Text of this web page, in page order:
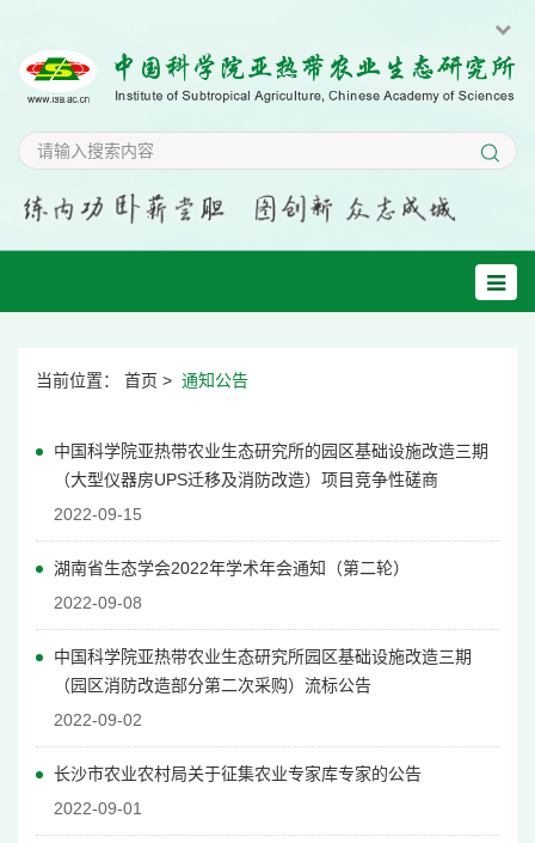
当前位置： 首页 > 通知公告
中国科学院亚热带农业生态研究所的园区基础设施改造三期
（大型仪器房UPS迁移及消防改造）项目竞争性磋商
2022-09-15
湖南省生态学会2022年学术年会通知（第二轮）
2022-09-08
中国科学院亚热带农业生态研究所园区基础设施改造三期
（园区消防改造部分第二次采购）流标公告
2022-09-02
长沙市农业农村局关于征集农业专家库专家的公告
2022-09-01